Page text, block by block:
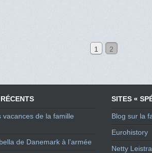
1 2
vacances de la famille
de Danemark à l’armée
SITES «
Blog sur la
Eurohistory
Netty Leistra